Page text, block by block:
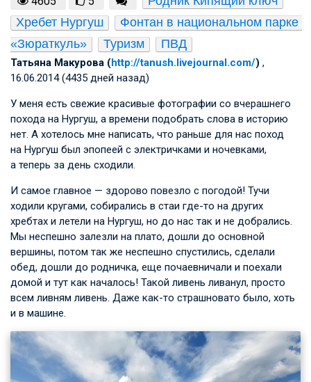
Хребет Нургуш
Фонтан в национальном парке
«Зюраткуль»
Туризм ПВД
Татьяна Макурова (http://tanush.livejournal.com/) ,
16.06.2014 (4435 дней назад)
У меня есть свежие красивые фотографии со вчерашнего
похода на Нургуш, а времени подобрать слова в историю
нет. А хотелось мне написать, что раньше для нас поход
на Нургуш был эпопеей с электричками и ночевками,
а теперь за день сходили.
И самое главное — здорово повезло с погодой! Тучи
ходили кругами, собирались в стаи где-то на других
хребтах и летели на Нургуш, но до нас так и не добрались.
Мы неспешно залезли на плато, дошли до основной
вершины, потом так же неспешно спустились, сделали
обед, дошли до родничка, еще почаевничали и поехали
домой и тут как началось! Такой ливень ливанул, просто
всем ливням ливень. Даже как-то страшновато было, хоть
и в машине.